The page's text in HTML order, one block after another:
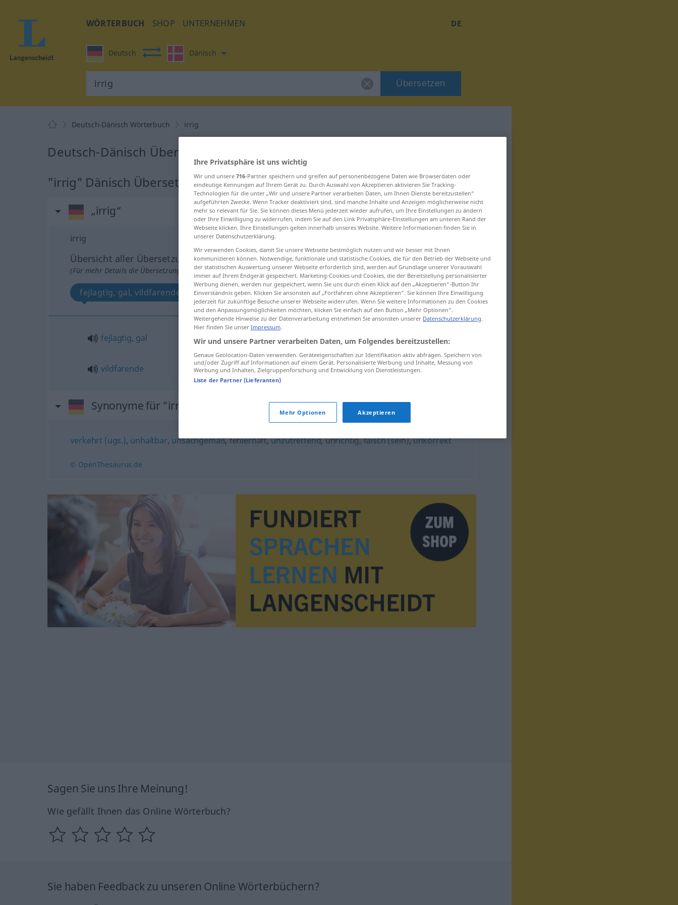
WÖRTERBUCH SHOP UNTERNEHMEN DE
Deutsch Dänisch
Übersetzen
Deutsch-Dänisch Wörterbuch irrig
Deutsch-Dänisch Übersetzung für "irrig"
"irrig" Dänisch Übersetzung
„irrig“
irrig
Übersicht aller Übersetzungen
(Für mehr Details die Übersetzung anklicken/antippen)
fejlagtig, gal, vildfarende
fejlagtig, gal irrig
vildfarende irrig
Synonyme für "irrig"
verkehrt (ugs.), unhaltbar, unsachgemäß,fehlerhaft,unzutreffend,unrichtig,falsch (sein),unkorrekt
© OpenThesaurus.de
Sagen Sie uns Ihre Meinung!
Wie gefällt Ihnen das Online Wörterbuch?
Sie haben Feedback zu unseren Online Wörterbüchern?
Ihre Privatsphäre ist uns wichtig
Wir und unsere 716-Partner speichern und greifen auf personenbezogene Daten wie Browserdaten oder
eindeutige Kennungen auf Ihrem Gerät zu. Durch Auswahl von Akzeptieren aktivieren Sie Tracking-
Technologien für die unter „Wir und unsere Partner verarbeiten Daten, um Ihnen Dienste bereitzustellen“
aufgeführten Zwecke. Wenn Tracker deaktiviert sind, sind manche Inhalte und Anzeigen möglicherweise nicht
mehr so relevant für Sie. Sie können dieses Menü jederzeit wieder aufrufen, um Ihre Einstellungen zu ändern
oder Ihre Einwilligung zu widerrufen, indem Sie auf den Link Privatsphäre-Einstellungen am unteren Rand der
Webseite klicken. Ihre Einstellungen gelten innerhalb unseres Website. Weitere Informationen finden Sie in
unserer Datenschutzerklärung.
Wir verwenden Cookies, damit Sie unsere Webseite bestmöglich nutzen und wir besser mit Ihnen
kommunizieren können. Notwendige, funktionale und statistische Cookies, die für den Betrieb der Webseite und
der statistischen Auswertung unserer Webseite erforderlich sind, werden auf Grundlage unserer Vorauswahl
immer auf Ihrem Endgerät gespeichert. Marketing-Cookies und Cookies, die der Bereitstellung personalisierter
Werbung dienen, werden nur gespeichert, wenn Sie uns durch einen Klick auf den „Akzeptieren“-Button Ihr
Einverständnis geben. Klicken Sie ansonsten auf „Fortfahren ohne Akzeptieren“. Sie können Ihre Einwilligung
jederzeit für zukünftige Besuche unserer Webseite widerrufen. Wenn Sie weitere Informationen zu den Cookies
und den Anpassungsmöglichkeiten möchten, klicken Sie einfach auf den Button „Mehr Optionen“.
Weitergehende Hinweise zu der Datenverarbeitung entnehmen Sie ansonsten unserer Datenschutzerklärung.
Hier finden Sie unser Impressum.
Wir und unsere Partner verarbeiten Daten, um Folgendes bereitzustellen:
Genaue Geolocation-Daten verwenden. Geräteeigenschaften zur Identifikation aktiv abfragen. Speichern von
und/oder Zugriff auf Informationen auf einem Gerät. Personalisierte Werbung und Inhalte, Messung von
Werbung und Inhalten, Zielgruppenforschung und Entwicklung von Dienstleistungen.
Liste der Partner (Lieferanten)
Mehr Optionen Akzeptieren